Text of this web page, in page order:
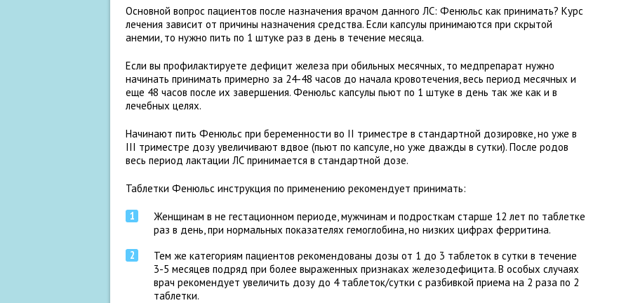
Основной вопрос пациентов после назначения врачом данного ЛС: Фенюльс как принимать? Курс
лечения зависит от причины назначения средства. Если капсулы принимаются при скрытой
анемии, то нужно пить по 1 штуке раз в день в течение месяца.
Если вы профилактируете дефицит железа при обильных месячных, то медпрепарат нужно
начинать принимать примерно за 24-48 часов до начала кровотечения, весь период месячных и
еще 48 часов после их завершения. Фенюльс капсулы пьют по 1 штуке в день так же как и в
лечебных целях.
Начинают пить Фенюльс при беременности во II триместре в стандартной дозировке, но уже в
III триместре дозу увеличивают вдвое (пьют по капсуле, но уже дважды в сутки). После родов
весь период лактации ЛС принимается в стандартной дозе.
Таблетки Фенюльс инструкция по применению рекомендует принимать:
Женщинам в не гестационном периоде, мужчинам и подросткам старше 12 лет по таблетке
раз в день, при нормальных показателях гемоглобина, но низких цифрах ферритина.
Тем же категориям пациентов рекомендованы дозы от 1 до 3 таблеток в сутки в течение
3-5 месяцев подряд при более выраженных признаках железодефицита. В особых случаях
врач рекомендует увеличить дозу до 4 таблеток/сутки с разбивкой приема на 2 раза по 2
таблетки.